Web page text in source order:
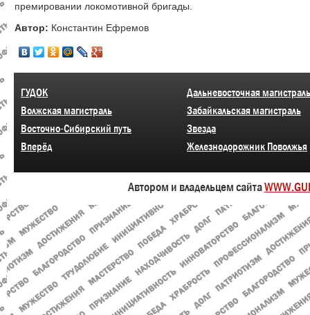
премировании локомотивной бригады.
Автор: Константин Ефремов
ГУДОК
Волжская магистраль
Восточно-Сибирский путь
Вперёд
Дальневосточная магистраль
Забайкальская магистраль
Звезда
Железнодорожник Поволжья
Автором и владельцем сайта